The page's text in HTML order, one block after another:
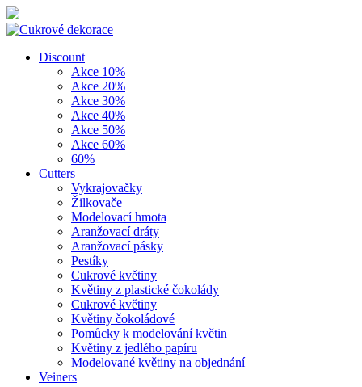
Discount
Akce 10%
Akce 20%
Akce 30%
Akce 40%
Akce 50%
Akce 60%
60%
Cutters
Vykrajovačky
Žilkovače
Modelovací hmota
Aranžovací dráty
Aranžovací pásky
Pestíky
Cukrové květiny
Květiny z plastické čokolády
Cukrové květiny
Květiny čokoládové
Pomůcky k modelování květin
Květiny z jedlého papíru
Modelované květiny na objednání
Veiners